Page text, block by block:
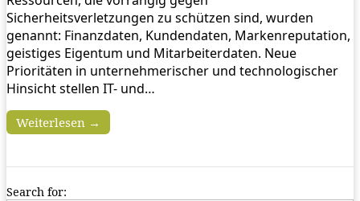
Sicherheitsverletzungen zu schützen sind, wurden
genannt: Finanzdaten, Kundendaten, Markenreputation,
geistiges Eigentum und Mitarbeiterdaten. Neue
Prioritäten in unternehmerischer und technologischer
Hinsicht stellen IT- und…
Weiterlesen →
Search for: